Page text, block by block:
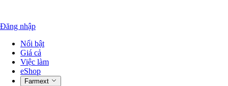
Đăng nhập
Nổi bật
Giá cả
Việc làm
eShop
Farmext